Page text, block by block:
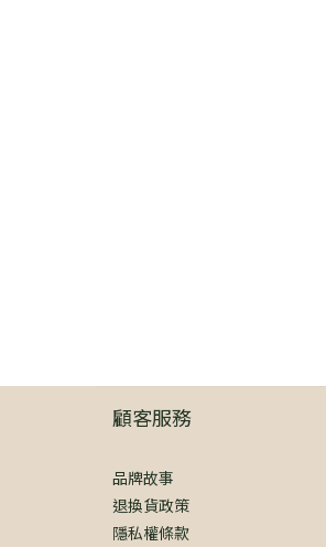
顧客服務
品牌故事
退換貨政策
隱私權條款